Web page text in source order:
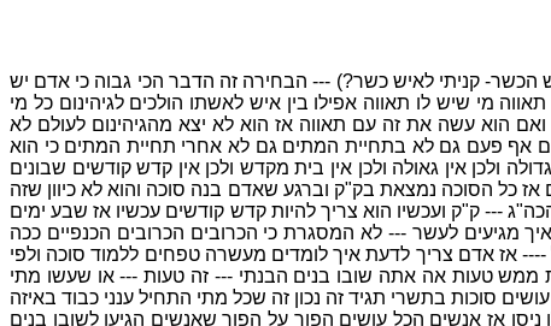
קניתי לאיש כשר?) --- הבחירה זה הדבר הכי גבוה כי אדם יש
מי שיש לו תאווה אפילו בין איש לאשתו הולכים לגיהינום כל מי
הוא עשה את זה עם תאווה אז הוא לא יצא מהגיהינום לעולם לא
אף פעם גם לא בתחיית המתים גם לא אחרי תחיית המתים כי הוא
אין גאולה ולכן אין בית מקדש ולכן אין קדש קודשים שבונים
כל הסוכה נמצאת בק"ק וברגע שאדם בנה סוכה והוא לא כיוון שזה
--- ק"ק ועכשיו הוא צריך להיות קדש קודשים עכשיו אז שבע ימים
מגיעים לעשר --- לא המסגרת כי הכרובים הכרובים הכנפיים ככה
אז אדם צריך לדעת איך לומדים מעשרה טפחים ללמוד סוכה ולפי
ממש טעות אה אתה שובו בנים הבנתי --- זה טעות --- או שעשו מתי
סוכות בתשרי תגיד זה נכון זה שכל מתי התחיל ענני כבוד באיזה
אז אנשים הכל עושים הפוך על הפוך שאנשים הגיעו לשובו בנים